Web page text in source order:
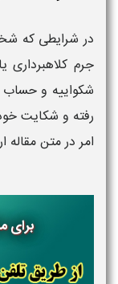
در شرایطی که
جرم کلاهبرداری
شکواییه و حساب
رفته و شکایت
امر در متن
برای